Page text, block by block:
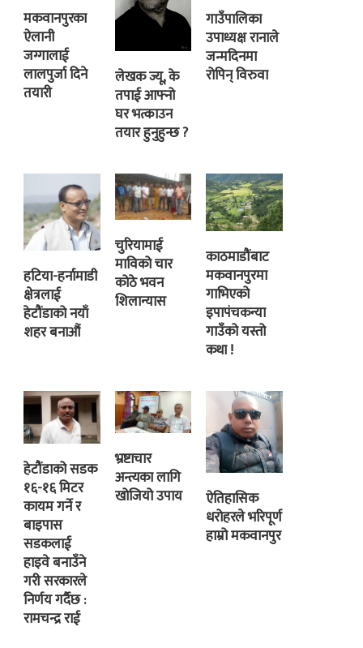
मकवानपुरका
ऐलानी
जग्गालाई
लालपुर्जा दिने
तयारी
लेखक ज्यू, के
तपाई आफ्नो
घर भत्काउन
तयार हुनुहुन्छ ?
गाउँपालिका
उपाध्यक्ष रानाले
जन्मदिनमा
रोपिन् विरुवा
हटिया-हर्नामाडी
क्षेत्रलाई
हेटौंडाको नयाँ
शहर बनाऔं
चुरियामाई
माविको चार
कोठे भवन
शिलान्यास
काठमाडौंबाट
मकवानपुरमा
गाभिएको
इपापंचकन्या
गाउँको यस्तो
कथा !
हेटौंडाको सडक
१६-१६ मिटर
कायम गर्ने र
बाइपास
सडकलाई
हाइवे बनाउँने
गरी सरकारले
निर्णय गर्दैछ :
रामचन्द्र राई
भ्रष्टाचार
अन्त्यका लागि
खोजियो उपाय
ऐतिहासिक
धरोहरले भरिपूर्ण
हाम्रो मकवानपुर